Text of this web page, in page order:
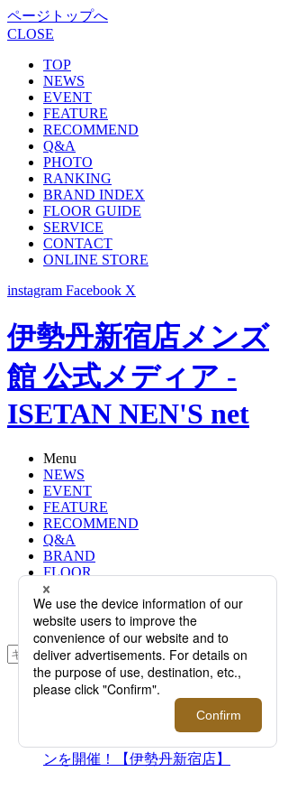
ページトップへ
CLOSE
TOP
NEWS
EVENT
FEATURE
RECOMMEND
Q&A
PHOTO
RANKING
BRAND INDEX
FLOOR GUIDE
SERVICE
CONTACT
ONLINE STORE
instagram Facebook X
伊勢丹新宿店メンズ
館 公式メディア -
ISETAN NEN'S net
Menu
NEWS
EVENT
FEATURE
RECOMMEND
Q&A
BRAND
FLOOR
RANKING
ONLINE STORE
SERVICE
検索
TOP
“着る眼鏡”をコンセプトにした＜ア
ンを開催！【伊勢丹新宿店】